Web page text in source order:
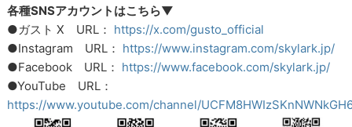
各種SNSアカウントはこちら▼
●ガスト X URL： https://x.com/gusto_official
●Instagram URL： https://www.instagram.com/skylark.jp/
●Facebook URL： https://www.facebook.com/skylark.jp/
●YouTube URL：
https://www.youtube.com/channel/